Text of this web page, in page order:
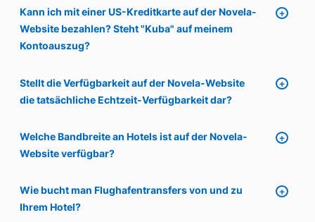
Kann ich mit einer US-Kreditkarte auf der Novela-
Website bezahlen? Steht "Kuba" auf meinem
Kontoauszug?
Stellt die Verfügbarkeit auf der Novela-Website
die tatsächliche Echtzeit-Verfügbarkeit dar?
Welche Bandbreite an Hotels ist auf der Novela-
Website verfügbar?
Wie bucht man Flughafentransfers von und zu
Ihrem Hotel?